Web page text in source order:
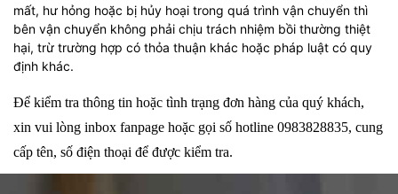
mất, hư hỏng hoặc bị hủy hoại trong quá trình vận chuyển thì
bên vận chuyển không phải chịu trách nhiệm bồi thường thiệt
hại, trừ trường hợp có thỏa thuận khác hoặc pháp luật có quy
định khác.
Để kiểm tra thông tin hoặc tình trạng đơn hàng của quý khách,
xin vui lòng inbox fanpage hoặc gọi số hotline 0983828835, cung
cấp tên, số điện thoại để được kiểm tra.